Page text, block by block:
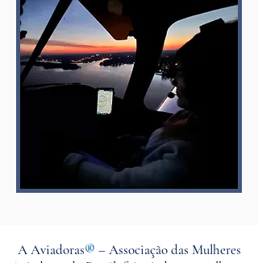
A Aviadoras® – Associação das Mulheres